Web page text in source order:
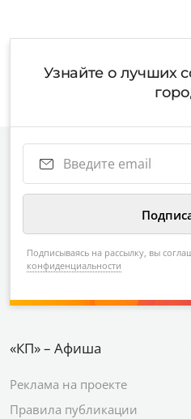
Узнайте о лучших
Подписываясь на рассылку, вы
конфиденциальности
«КП» – Афиша
Реклама на проекте
Правила публикации